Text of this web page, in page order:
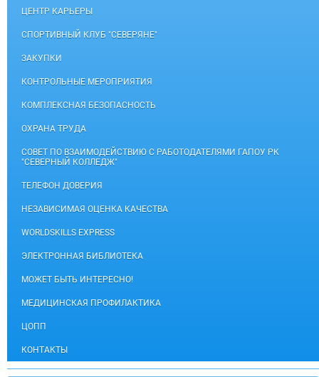
ЦЕНТР КАРЬЕРЫ
СПОРТИВНЫЙ КЛУБ "СЕВЕРЯНЕ"
ЗАКУПКИ
КОНТРОЛЬНЫЕ МЕРОПРИЯТИЯ
КОМПЛЕКСНАЯ БЕЗОПАСНОСТЬ
ОХРАНА ТРУДА
СОВЕТ ПО ВЗАИМОДЕЙСТВИЮ С РАБОТОДАТЕЛЯМИ ГАПОУ РК
"СЕВЕРНЫЙ КОЛЛЕДЖ"
ТЕЛЕФОН ДОВЕРИЯ
НЕЗАВИСИМАЯ ОЦЕНКА КАЧЕСТВА
WORLDSKILLS EXPRESS
ЭЛЕКТРОННАЯ БИБЛИОТЕКА
МОЖЕТ БЫТЬ ИНТЕРЕСНО!
МЕДИЦИНСКАЯ ПРОФИЛАКТИКА
ЦОПП
КОНТАКТЫ